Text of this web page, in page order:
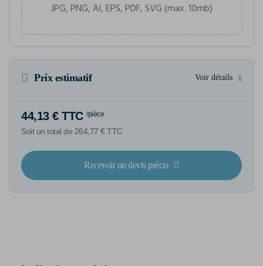
JPG, PNG, AI, EPS, PDF, SVG (max. 10mb)
Prix estimatif Voir détails
44,13 € TTC /pièce
Soit un total de 264,77 € TTC
Recevoir un devis précis